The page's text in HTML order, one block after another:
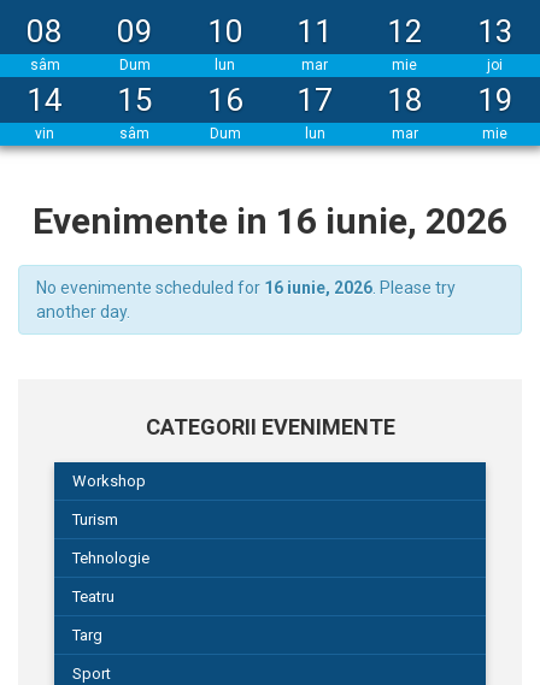
08
sâm
09
Dum
10
lun
11
mar
12
mie
13
joi
14
vin
15
sâm
16
Dum
17
lun
18
mar
19
mie
Evenimente in 16 iunie, 2026
No evenimente scheduled for 16 iunie, 2026 . Please try
another day.
CATEGORII EVENIMENTE
Workshop
Turism
Tehnologie
Teatru
Targ
Sport